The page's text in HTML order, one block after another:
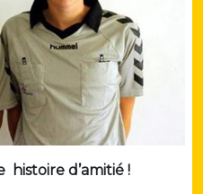
d’amitié !